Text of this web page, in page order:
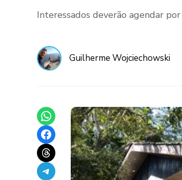
Interessados deverão agendar
Guilherme Wojciechowski
Share on WhatsApp
Share on Facebook
Share on Threads
Share on Telegram